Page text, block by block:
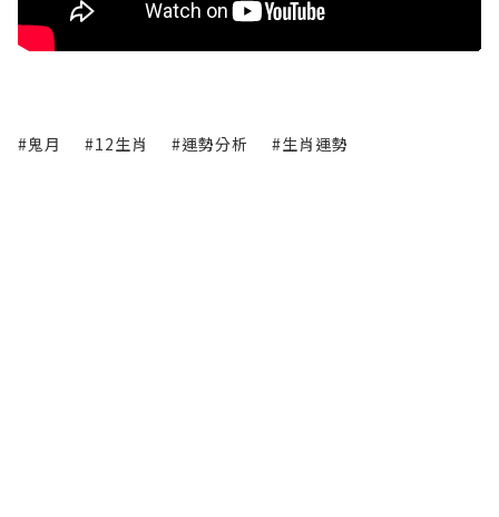
#鬼月 #12生肖 #運勢分析 #生肖運勢